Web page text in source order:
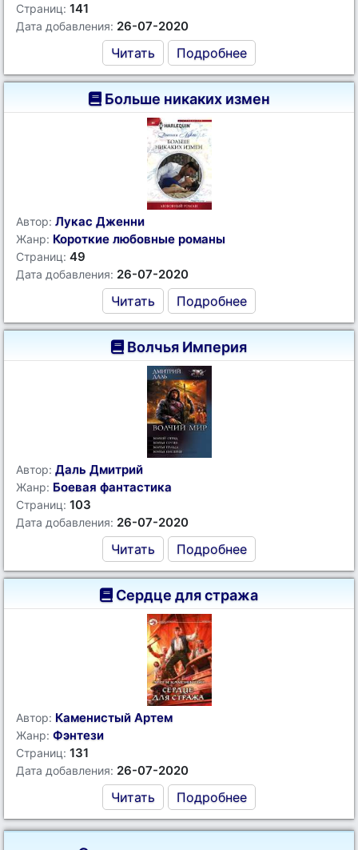
Страниц: 141
Дата добавления: 26-07-2020
Читать Подробнее
Больше никаких измен
Автор: Лукас Дженни
Жанр: Короткие любовные романы
Страниц: 49
Дата добавления: 26-07-2020
Читать Подробнее
Волчья Империя
Автор: Даль Дмитрий
Жанр: Боевая фантастика
Страниц: 103
Дата добавления: 26-07-2020
Читать Подробнее
Сердце для стража
Автор: Каменистый Артем
Жанр: Фэнтези
Страниц: 131
Дата добавления: 26-07-2020
Читать Подробнее